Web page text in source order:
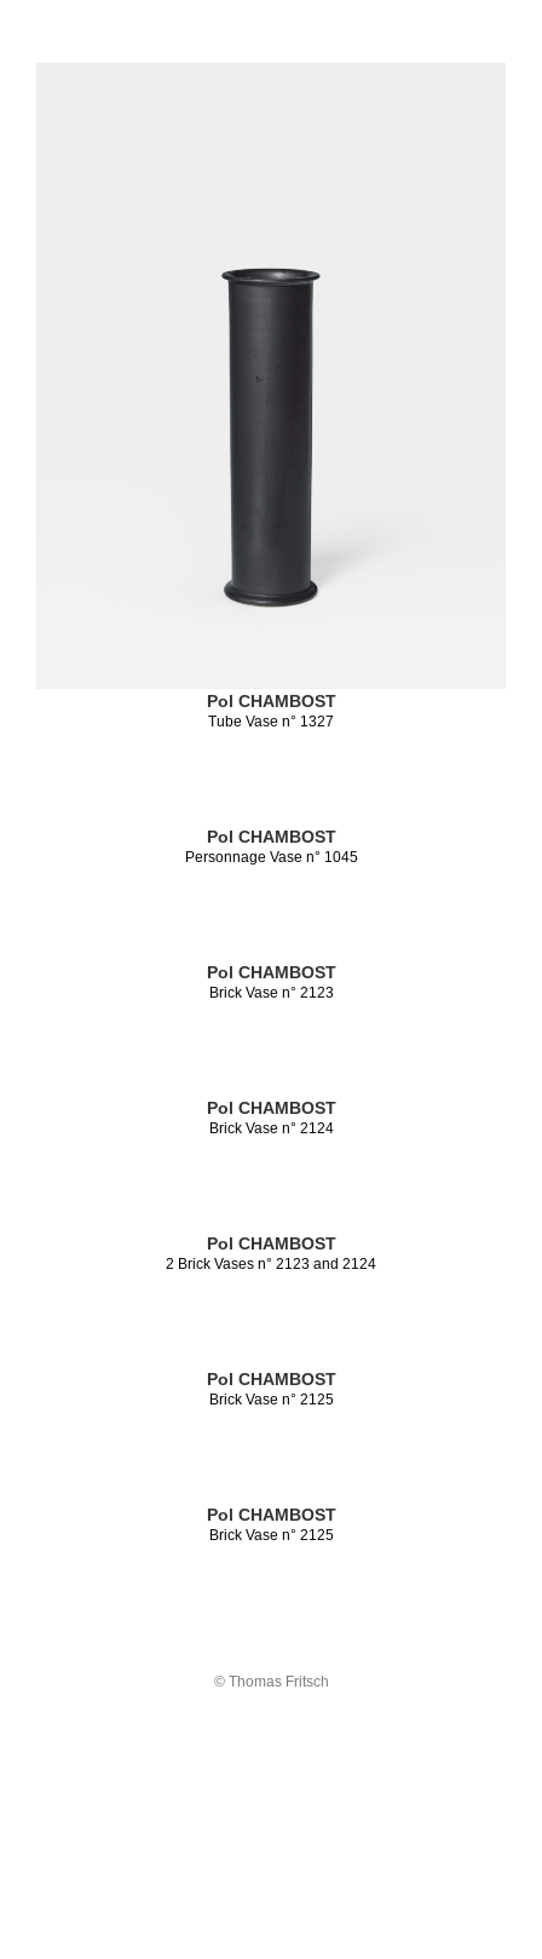
Pol CHAMBOST
Tube Vase n° 1327
Pol CHAMBOST
Personnage Vase n° 1045
Pol CHAMBOST
Brick Vase n° 2123
Pol CHAMBOST
Brick Vase n° 2124
Pol CHAMBOST
2 Brick Vases n° 2123 and 2124
Pol CHAMBOST
Brick Vase n° 2125
Pol CHAMBOST
Brick Vase n° 2125
© Thomas Fritsch